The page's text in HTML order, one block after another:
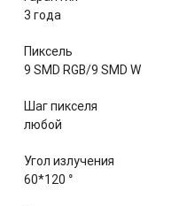
3 года
Пиксель
9 SMD RGB/9 SMD W
Шаг пикселя
любой
Угол излучения
60*120 °